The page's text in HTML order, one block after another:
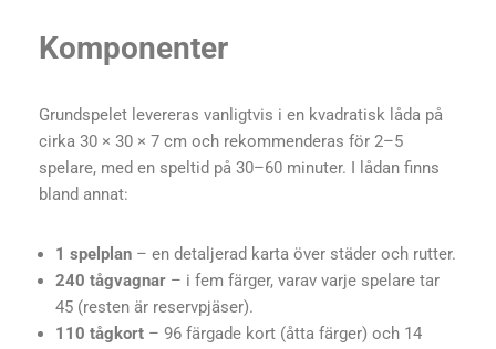
Komponenter
Grundspelet levereras vanligtvis i en kvadratisk låda på
cirka 30 × 30 × 7 cm och rekommenderas för 2–5
spelare, med en speltid på 30–60 minuter. I lådan finns
bland annat:
1 spelplan – en detaljerad karta över städer och rutter.
240 tågvagnar – i fem färger, varav varje spelare tar
45 (resten är reservpjäser).
110 tågkort – 96 färgade kort (åtta färger) och 14